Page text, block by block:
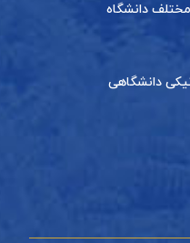
دانشگاه
دانشگاهی